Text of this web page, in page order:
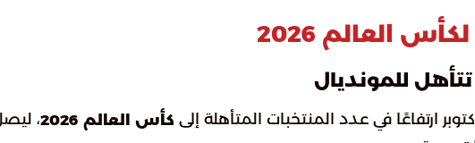
العالم 2026
ارتفاعًا في عدد المنتخبات المتأهلة إلى كأس العالم 2026
،